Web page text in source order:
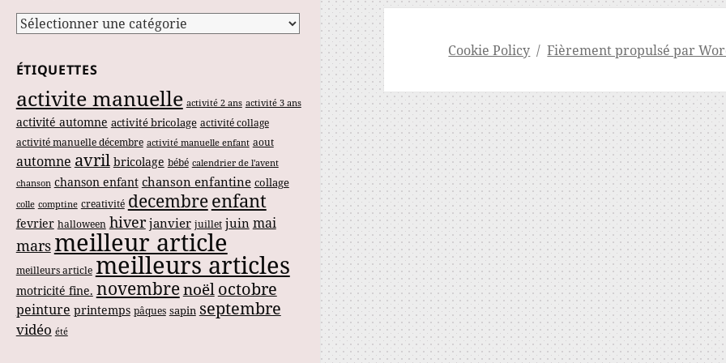
Catégories
ÉTIQUETTES
activite manuelle activité 2 ans activité 3 ans
activité automne activité bricolage activité collage
activité manuelle décembre activité manuelle enfant aout
automne avril bricolage bébé calendrier de l'avent
chanson chanson enfant chanson enfantine collage
colle comptine creativité decembreenfant
fevrier halloween hiver janvier juillet juin mai
marsmeilleur article
meilleurs article meilleurs articles
motricité fine. novembrenoëloctobre
peinture printemps pâques sapin septembre
vidéo été
Cookie Policy Fièrement propulsé par